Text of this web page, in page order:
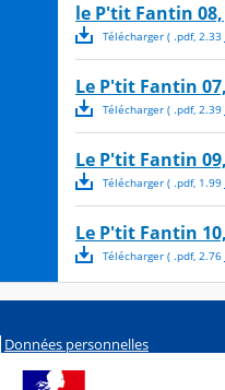
le P'tit Fantin
Télécharger( .pdf, 2.33
Le P'tit Fantin
Télécharger( .pdf, 2.39
Le P'tit Fantin
Télécharger( .pdf, 1.99
Le P'tit Fantin
Télécharger( .pdf, 2.76
Données personnelles